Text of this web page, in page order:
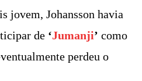
jovem, Johansson havia
de ‘Jumanji’ como
perdeu o